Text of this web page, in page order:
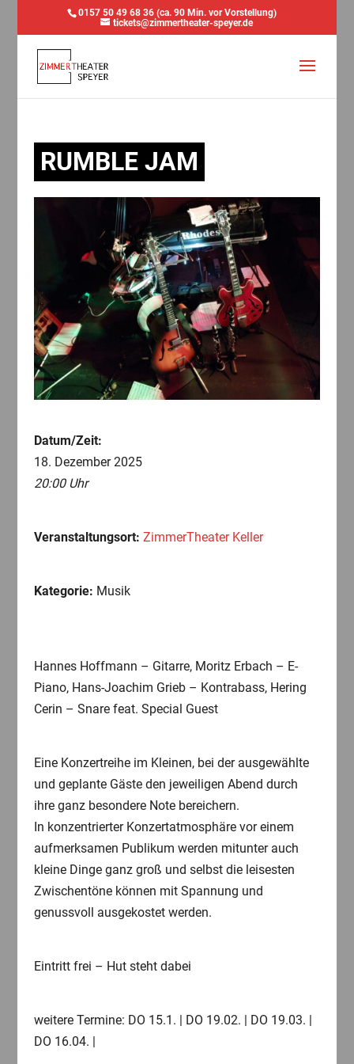
0157 50 49 68 36 (ca. 90 Min. vor Vorstellung)
tickets@zimmertheater-speyer.de
RUMBLE JAM
Datum/Zeit:
18. Dezember 2025
20:00 Uhr
Veranstaltungsort: ZimmerTheater Keller
Kategorie: Musik
Hannes Hoffmann – Gitarre, Moritz Erbach – E-
Piano, Hans-Joachim Grieb – Kontrabass, Hering
Cerin – Snare feat. Special Guest
Eine Konzertreihe im Kleinen, bei der ausgewählte
und geplante Gäste den jeweiligen Abend durch
ihre ganz besondere Note bereichern.
In konzentrierter Konzertatmosphäre vor einem
aufmerksamen Publikum werden mitunter auch
kleine Dinge ganz groß und selbst die leisesten
Zwischentöne können mit Spannung und
genussvoll ausgekostet werden.
Eintritt frei – Hut steht dabei
weitere Termine: DO 15.1. | DO 19.02. | DO 19.03. |
DO 16.04. |